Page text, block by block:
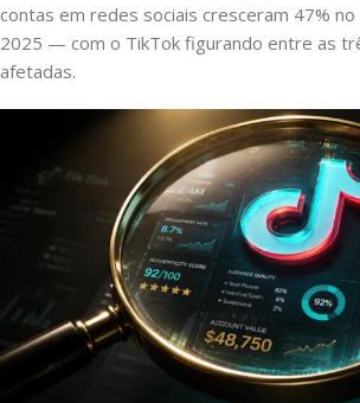
contas em redes sociais cresceram 47%
2025 — com o TikTok figurando entre as
afetadas.